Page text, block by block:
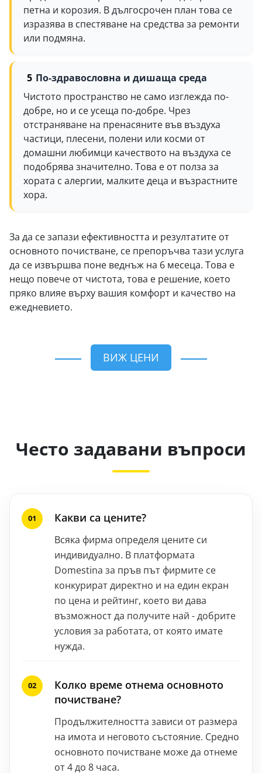
петна и корозия. В дългосрочен план това се
изразява в спестяване на средства за ремонти
или подмяна.
По-здравословна и дишаща среда
Чистото пространство не само изглежда по-
добре, но и се усеща по-добре. Чрез
отстраняване на пренасяните във въздуха
частици, плесени, полени или косми от
домашни любимци качеството на въздуха се
подобрява значително. Това е от полза за
хората с алергии, малките деца и възрастните
хора.
За да се запази ефективността и резултатите от
основното почистване, се препоръчва тази услуга
да се извършва поне веднъж на 6 месеца. Това е
нещо повече от чистота, това е решение, което
пряко влияе върху вашия комфорт и качество на
ежедневието.
ВИЖ ЦЕНИ
Често задавани въпроси
Какви са цените?
Всяка фирма определя цените си
индивидуално. В платформата
Domestina за пръв път фирмите се
конкурират директно и на един екран
по цена и рейтинг, което ви дава
възможност да получите най - добрите
условия за работата, от която имате
нужда.
Колко време отнема основното
почистване?
Продължителността зависи от размера
на имота и неговото състояние. Средно
основното почистване може да отнеме
от 4 до 8 часа.